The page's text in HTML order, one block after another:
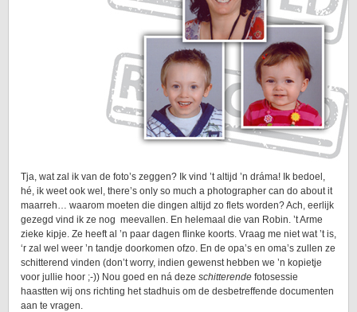
Tja, wat zal ik van de foto’s zeggen? Ik vind ’t altijd ’n dráma! Ik bedoel,
hé, ik weet ook wel, there’s only so much a photographer can do about it
maarreh… waarom moeten die dingen altijd zo flets worden? Ach, eerlijk
gezegd vind ik ze nog meevallen. En helemaal die van Robin. ’t Arme
zieke kipje. Ze heeft al ’n paar dagen flinke koorts. Vraag me niet wat ’t is,
‘r zal wel weer ’n tandje doorkomen ofzo. En de opa’s en oma’s zullen ze
schitterend vinden (don’t worry, indien gewenst hebben we ’n kopietje
voor jullie hoor ;-)) Nou goed en ná deze schitterende fotosessie
haastten wij ons richting het stadhuis om de desbetreffende documenten
aan te vragen.